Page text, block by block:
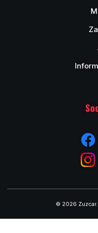
© 2026 Zuzcar.